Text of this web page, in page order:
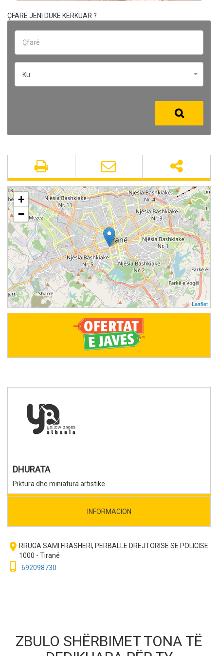
ÇFARË JENI DUKE KËRKUAR ?
Ku
DHURATA
Piktura dhe miniatura artistike
INFORMACION
room RRUGA SAMI FRASHERI, PERBALLE DREJTORISE SE POLICISE
1000 - Tiranë
phone_iphone 692098730
+
−
Leaflet
ZBULO SHËRBIMET TONA TË